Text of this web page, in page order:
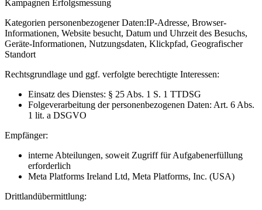
Kampagnen Erfolgsmessung
Kategorien personenbezogener Daten:IP-Adresse, Browser-
Informationen, Website besucht, Datum und Uhrzeit des Besuchs,
Geräte-Informationen, Nutzungsdaten, Klickpfad, Geografischer
Standort
Rechtsgrundlage und ggf. verfolgte berechtigte Interessen:
Einsatz des Dienstes: § 25 Abs. 1 S. 1 TTDSG
Folgeverarbeitung der personenbezogenen Daten: Art. 6 Abs.
1 lit. a DSGVO
Empfänger:
interne Abteilungen, soweit Zugriff für Aufgabenerfüllung
erforderlich
Meta Platforms Ireland Ltd, Meta Platforms, Inc. (USA)
Drittlandübermittlung: